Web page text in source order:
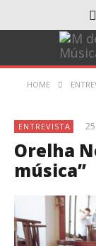
HOME
ENTREVISTA
Orelha
música”